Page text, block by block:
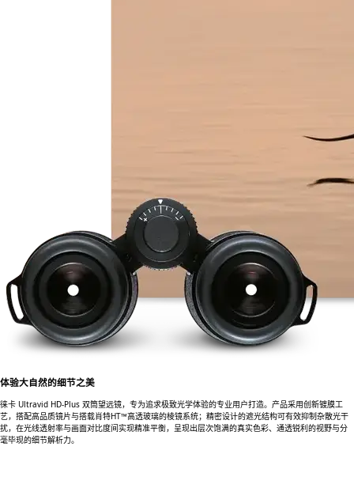
体验大自然的细节之美
徕卡 Ultravid HD‑Plus 双筒望远镜，专为追求极致光学体验的专业用户打造。产品采用创新镀膜工
艺，搭配高品质镜片与搭载肖特HT™高透玻璃的棱镜系统；精密设计的遮光结构可有效抑制杂散光干
扰，在光线透射率与画面对比度间实现精准平衡，呈现出层次饱满的真实色彩、通透锐利的视野与分
毫毕现的细节解析力。